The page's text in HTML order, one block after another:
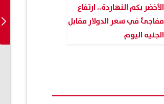
الأخضر بكم النهاردة.. ارتفاع
مفاجئ في سعر الدولار مقابل
الجنيه اليوم
07 أغسطس, 2026 01:53 ص